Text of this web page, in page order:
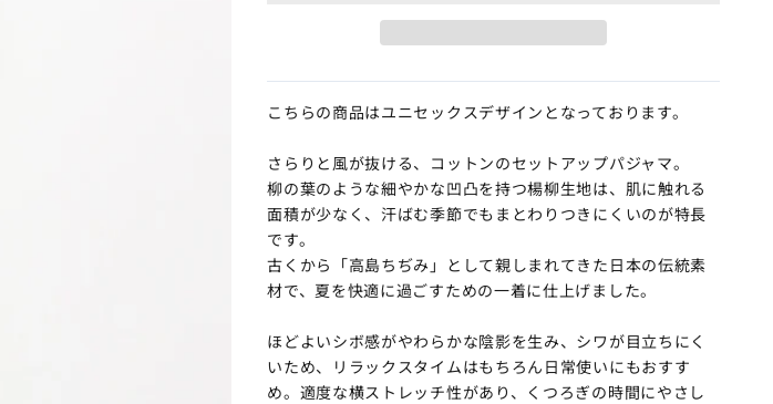
こちらの商品はユニセックスデザインとなっております。
さらりと風が抜ける、コットンのセットアップパジャマ。
柳の葉のような細やかな凹凸を持つ楊柳生地は、肌に触れる
面積が少なく、汗ばむ季節でもまとわりつきにくいのが特長
です。
古くから「高島ちぢみ」として親しまれてきた日本の伝統素
材で、夏を快適に過ごすための一着に仕上げました。
ほどよいシボ感がやわらかな陰影を生み、シワが目立ちにく
いため、リラックスタイムはもちろん日常使いにもおすす
め。適度な横ストレッチ性があり、くつろぎの時間にやさし